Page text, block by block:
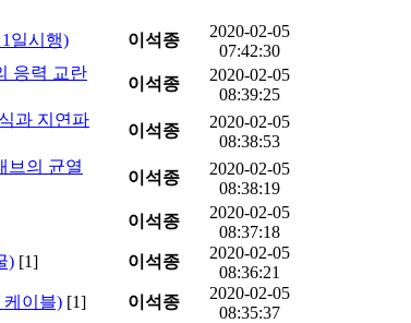
일시행) 이석종
2020-02-05
07:42:30
응력 교란
이석종
2020-02-05
08:39:25
과 지연파
이석종
2020-02-05
08:38:53
브의 균열
이석종
2020-02-05
08:38:19
이석종
2020-02-05
08:37:18
) [1] 이석종
2020-02-05
08:36:21
케이블) [1] 이석종
2020-02-05
08:35:37